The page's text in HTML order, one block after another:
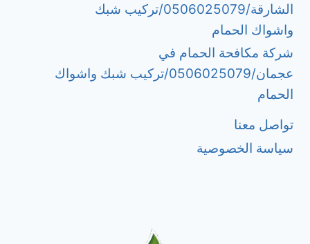
الشارقة/0506025079/تركيب شبك
واشواك الحمام
شركة مكافحة الحمام في
عجمان/0506025079/تركيب شبك واشواك
الحمام
تواصل معنا
سياسة الخصوصية